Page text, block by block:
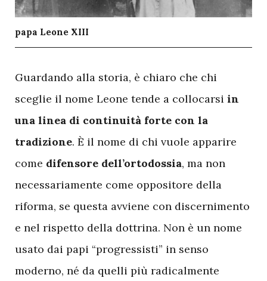
papa Leone XIII
Guardando alla storia, è chiaro che chi
sceglie il nome Leone tende a collocarsi in
una linea di continuità forte con la
tradizione. È il nome di chi vuole apparire
come difensore dell’ortodossia, ma non
necessariamente come oppositore della
riforma, se questa avviene con discernimento
e nel rispetto della dottrina. Non è un nome
usato dai papi “progressisti” in senso
moderno, né da quelli più radicalmente